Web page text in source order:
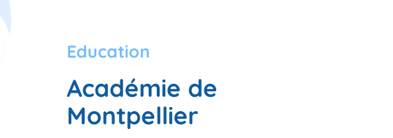
Education
Académie de
Montpellier